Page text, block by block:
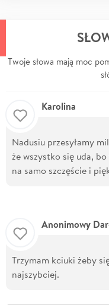
Twoje słowa mają moc
Karolina
Nadusiu przesyłamy
że wszystko się uda,
na samo szczęście i
Anonimowy
Trzymam kciuki żeby
najszybciej.